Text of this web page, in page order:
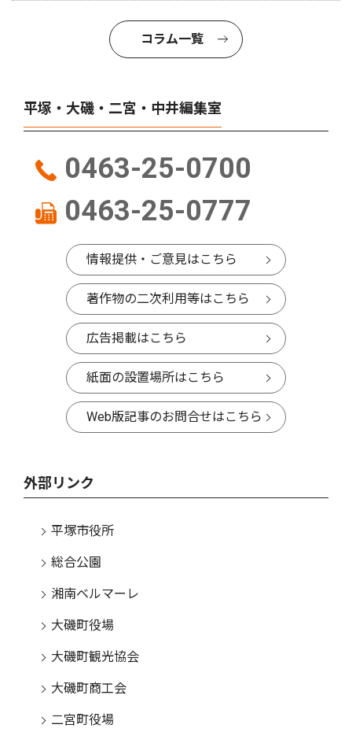
コラム一覧
平塚・大磯・二宮・中井編集室
0463-25-0700
0463-25-0777
情報提供・ご意見はこちら
著作物の二次利用等はこちら
広告掲載はこちら
紙面の設置場所はこちら
Web版記事のお問合せはこちら
外部リンク
平塚市役所
総合公園
湘南ベルマーレ
大磯町役場
大磯町観光協会
大磯町商工会
二宮町役場